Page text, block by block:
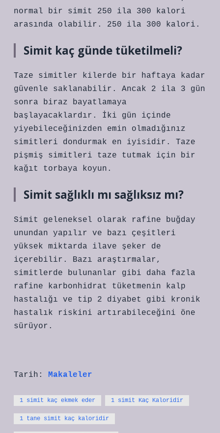
normal bir simit 250 ila 300 kalori
arasında olabilir. 250 ila 300 kalori.
Simit kaç günde tüketilmeli?
Taze simitler kilerde bir haftaya kadar
güvenle saklanabilir. Ancak 2 ila 3 gün
sonra biraz bayatlamaya
başlayacaklardır. İki gün içinde
yiyebileceğinizden emin olmadığınız
simitleri dondurmak en iyisidir. Taze
pişmiş simitleri taze tutmak için bir
kağıt torbaya koyun.
Simit sağlıklı mı sağlıksız mı?
Simit geleneksel olarak rafine buğday
unundan yapılır ve bazı çeşitleri
yüksek miktarda ilave şeker de
içerebilir. Bazı araştırmalar,
simitlerde bulunanlar gibi daha fazla
rafine karbonhidrat tüketmenin kalp
hastalığı ve tip 2 diyabet gibi kronik
hastalık riskini artırabileceğini öne
sürüyor.
Tarih: Makaleler
1 simit kaç ekmek eder 1 simit Kaç Kaloridir
1 tane simit kaç kaloridir